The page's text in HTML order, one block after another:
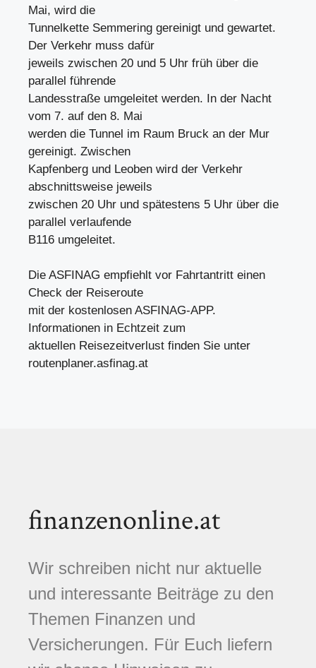
Mai, wird die
Tunnelkette Semmering gereinigt und gewartet.
Der Verkehr muss dafür
jeweils zwischen 20 und 5 Uhr früh über die
parallel führende
Landesstraße umgeleitet werden. In der Nacht
vom 7. auf den 8. Mai
werden die Tunnel im Raum Bruck an der Mur
gereinigt. Zwischen
Kapfenberg und Leoben wird der Verkehr
abschnittsweise jeweils
zwischen 20 Uhr und spätestens 5 Uhr über die
parallel verlaufende
B116 umgeleitet.
Die ASFINAG empfiehlt vor Fahrtantritt einen
Check der Reiseroute
mit der kostenlosen ASFINAG-APP.
Informationen in Echtzeit zum
aktuellen Reisezeitverlust finden Sie unter
routenplaner.asfinag.at
finanzenonline.at
Wir schreiben nicht nur aktuelle
und interessante Beiträge zu den
Themen Finanzen und
Versicherungen. Für Euch liefern